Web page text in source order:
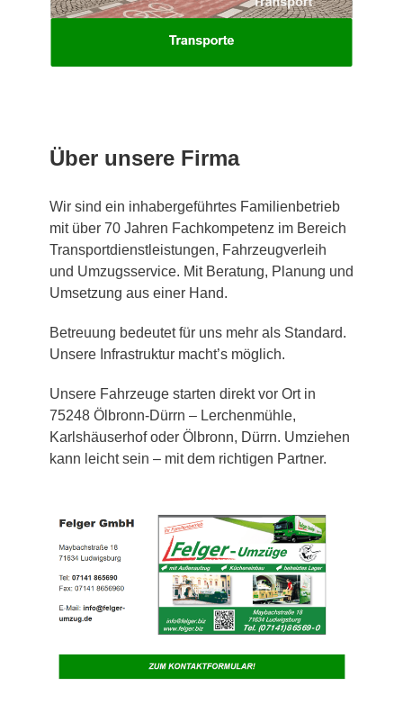
Über unsere Firma
Wir sind ein inhabergeführtes Familienbetrieb
mit über 70 Jahren Fachkompetenz im Bereich
Transportdienstleistungen, Fahrzeugverleih
und Umzugsservice. Mit Beratung, Planung und
Umsetzung aus einer Hand.
Betreuung bedeutet für uns mehr als Standard.
Unsere Infrastruktur macht’s möglich.
Unsere Fahrzeuge starten direkt vor Ort in
75248 Ölbronn-Dürrn – Lerchenmühle,
Karlshäuserhof oder Ölbronn, Dürrn. Umziehen
kann leicht sein – mit dem richtigen Partner.